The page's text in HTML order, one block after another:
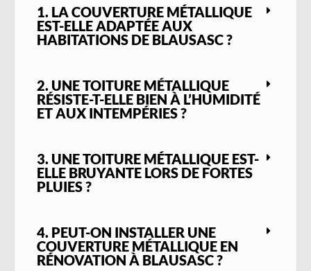
Nous intervenons aussi bien sur desprojets
de rénovationque sur desconstructions
architecturales locales. Nos prestations
incluent également la pose des éléments
indispensables à la durabilité de l’ensemble :
métalliques et raccords d’étanchéité,
assurant une protection complète de votre
habitation.
en zone vallonnée, nous sommes en mesure
de proposer des solutions sur mesure,
parfaitement adaptées à chaque projet.
1. LA COUVERTURE MÉTALLIQUE
EST-ELLE ADAPTÉE AUX
HABITATIONS DE BLAUSASC ?
2. UNE TOITURE MÉTALLIQUE
RÉSISTE-T-ELLE BIEN À L’HUMIDITÉ
ET AUX INTEMPÉRIES ?
3. UNE TOITURE MÉTALLIQUE EST-
ELLE BRUYANTE LORS DE FORTES
PLUIES ?
4. PEUT-ON INSTALLER UNE
COUVERTURE MÉTALLIQUE EN
RÉNOVATION À BLAUSASC ?